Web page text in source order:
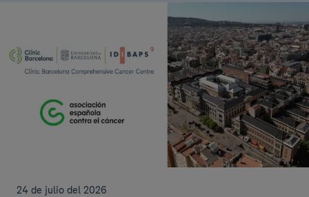
24 de julio del 2026